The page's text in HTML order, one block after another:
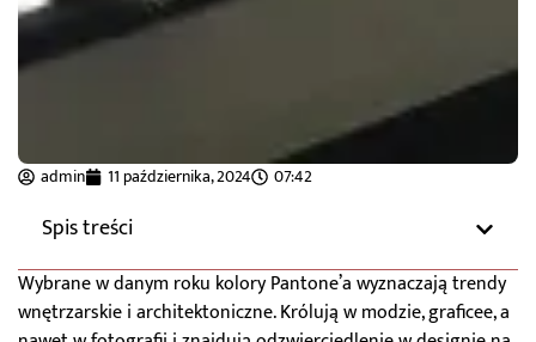
admin 11 października, 2024 07:42
Spis treści
Wybrane w danym roku kolory Pantone’a wyznaczają trendy
wnętrzarskie i architektoniczne. Królują w modzie, graficee, a